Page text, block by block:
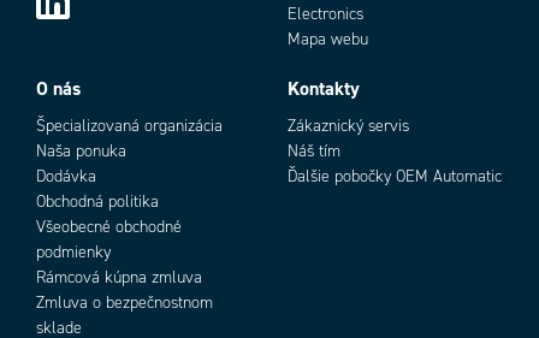
Electronics
Mapa webu
O nás
Špecializovaná organizácia
Naša ponuka
Dodávka
Obchodná politika
Všeobecné obchodné
podmienky
Rámcová kúpna zmluva
Zmluva o bezpečnostnom
sklade
Kontakty
Zákaznický servis
Náš tím
Ďalšie pobočky OEM Automatic